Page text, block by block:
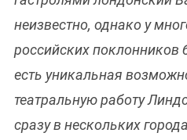
неизвестно, однако у
российских поклонников
есть уникальная
театральную работу
сразу в нескольких